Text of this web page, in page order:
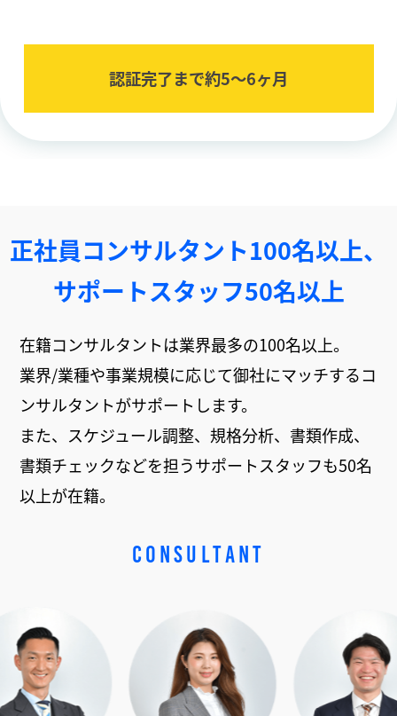
認証完了まで約5〜6ヶ⽉
正社員コンサルタント100名以上、
サポートスタッフ50名以上
在籍コンサルタントは業界最多の100名以上。
業界/業種や事業規模に応じて御社にマッチするコ
ンサルタントがサポートします。
また、スケジュール調整、規格分析、書類作成、
書類チェックなどを担うサポートスタッフも50名
以上が在籍。
CONSULTANT
サ
ポ